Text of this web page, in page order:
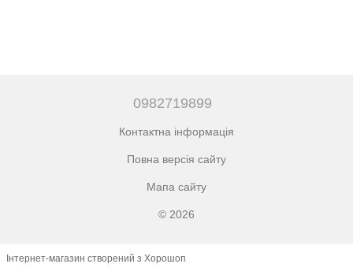
0982719899
Контактна інформація
Повна версія сайту
Мапа сайту
© 2026
Інтернет-магазин створений з Хорошоп